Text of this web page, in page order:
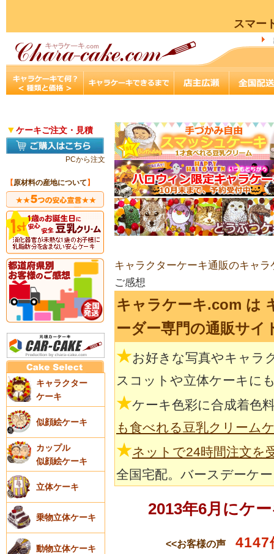
スマー
▼ケーキご注文・見積
PCから注文
【原材料の産地について 】
キャラクター
ケーキ
似顔絵ケーキ
カップル
似顔絵ケーキ
立体ケーキ
乗物立体ケーキ
動物立体ケーキ
キャラクターケーキ通販のキャラ
ご感想
キャラケーキ.com は
ーダー専門の通販サイ
★お好きな写真やキャラ
スコットや立体ケーキに
★ケーキ色彩に合成着色
も食べれる豆乳クリーム
★ネットで24時間注文を
全国宅配。バースデーケ
2013年6月にケ
<<お客様の声 4147